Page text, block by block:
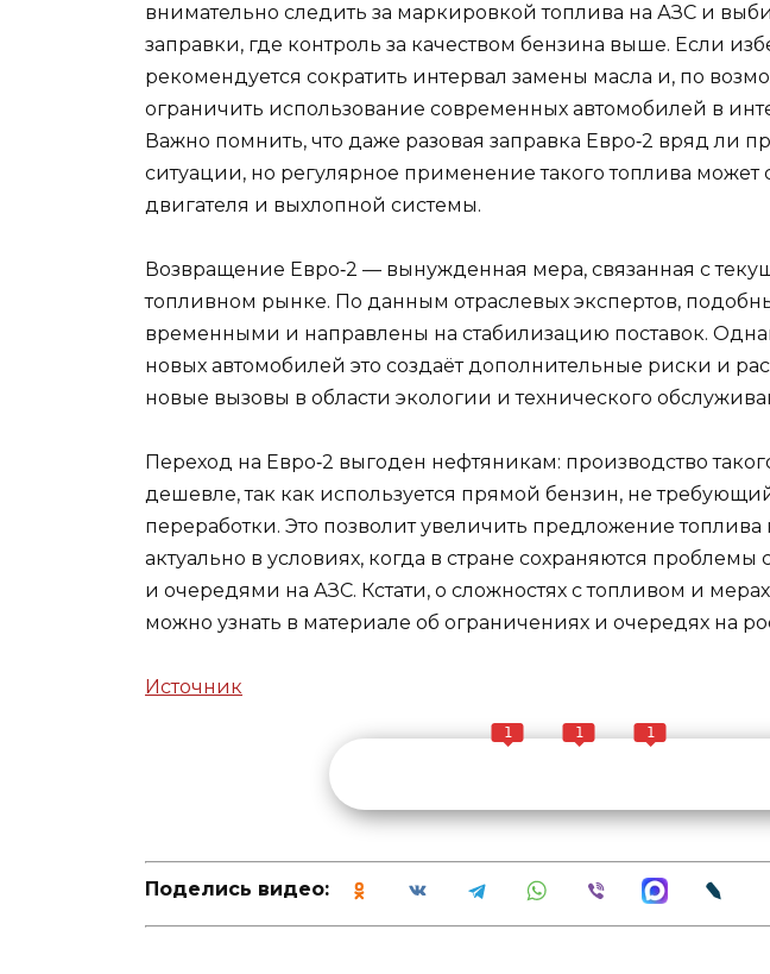
внимательно следить за маркировкой топлива на АЗС и
заправки, где контроль за качеством бензина выше. Если
рекомендуется сократить интервал замены масла и, по
ограничить использование современных автомобилей в
Важно помнить, что даже разовая заправка Евро‑2 вряд ли
ситуации, но регулярное применение такого топлива может
двигателя и выхлопной системы.
Возвращение Евро‑2 — вынужденная мера, связанная с
топливном рынке. По данным отраслевых экспертов,
временными и направлены на стабилизацию поставок.
новых автомобилей это создаёт дополнительные риски и
новые вызовы в области экологии и технического
Переход на Евро‑2 выгоден нефтяникам: производство
дешевле, так как используется прямой бензин, не
переработки. Это позволит увеличить предложение топлива
актуально в условиях, когда в стране сохраняются проблемы
и очередями на АЗС. Кстати, о сложностях с топливом и
можно узнать в материале об ограничениях и очередях на
Источник
1 1 1
Поделись видео: